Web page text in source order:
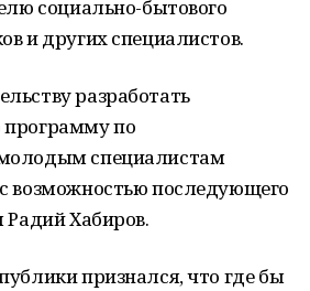
социально-бытового
и других специалистов.
разработать
программу по
специалистам
возможностью последующего
Радий Хабиров.
признался, что где бы